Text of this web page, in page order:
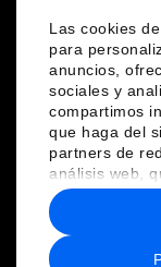
Las cookies
para
anuncios,
sociales y
compartimos
que haga del
partners de
análisis web,
combinarla
haya
recopilado a
hecho de sus